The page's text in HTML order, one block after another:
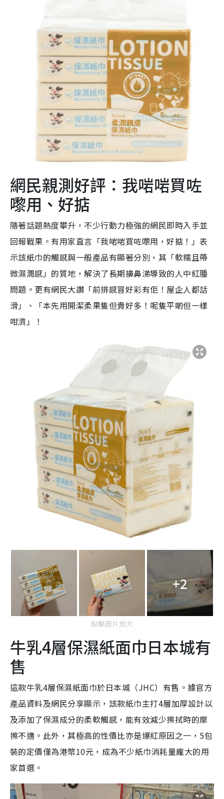
網民親測好評：我啱啱買咗
嚟用、好掂
隨著話題熱度攀升，不少行動力極強的網民即時入手並
回報戰果。有用家直言「我啱啱買咗嚟用，好掂！」表
示該紙巾的觸感與一般產品有顯著分別，其「軟糯且帶
微濕潤感」的質地，解決了長期擤鼻涕導致的人中紅腫
問題。更有網民大讚「前排感冒好彩有佢！屋企人都話
滑」、「本先用開潔柔果隻但貴好多！呢隻平啲但一樣
咁濟」！
+2
點擊圖片放大
牛乳4層保濕紙面巾日本城有
售
這款牛乳4層保濕紙面巾於日本城（JHC）有售。據官方
產品資料及網民分享顯示，該款紙巾主打4層加厚設計以
及添加了保濕成分的柔軟觸感，能有效減少擦拭時的摩
擦不適。此外，其極高的性價比亦是爆紅原因之一，5包
裝的定價僅為港幣10元，成為不少紙巾消耗量龐大的用
家首選。